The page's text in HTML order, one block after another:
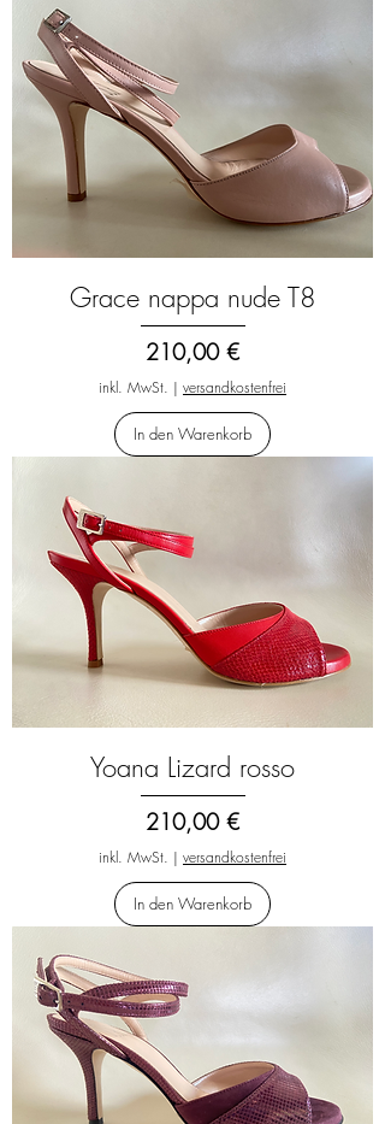
Grace nappa nude T8
Preis
210,00 €
inkl. MwSt. | versandkostenfrei
In den Warenkorb
Yoana Lizard rosso
Preis
210,00 €
inkl. MwSt. | versandkostenfrei
In den Warenkorb